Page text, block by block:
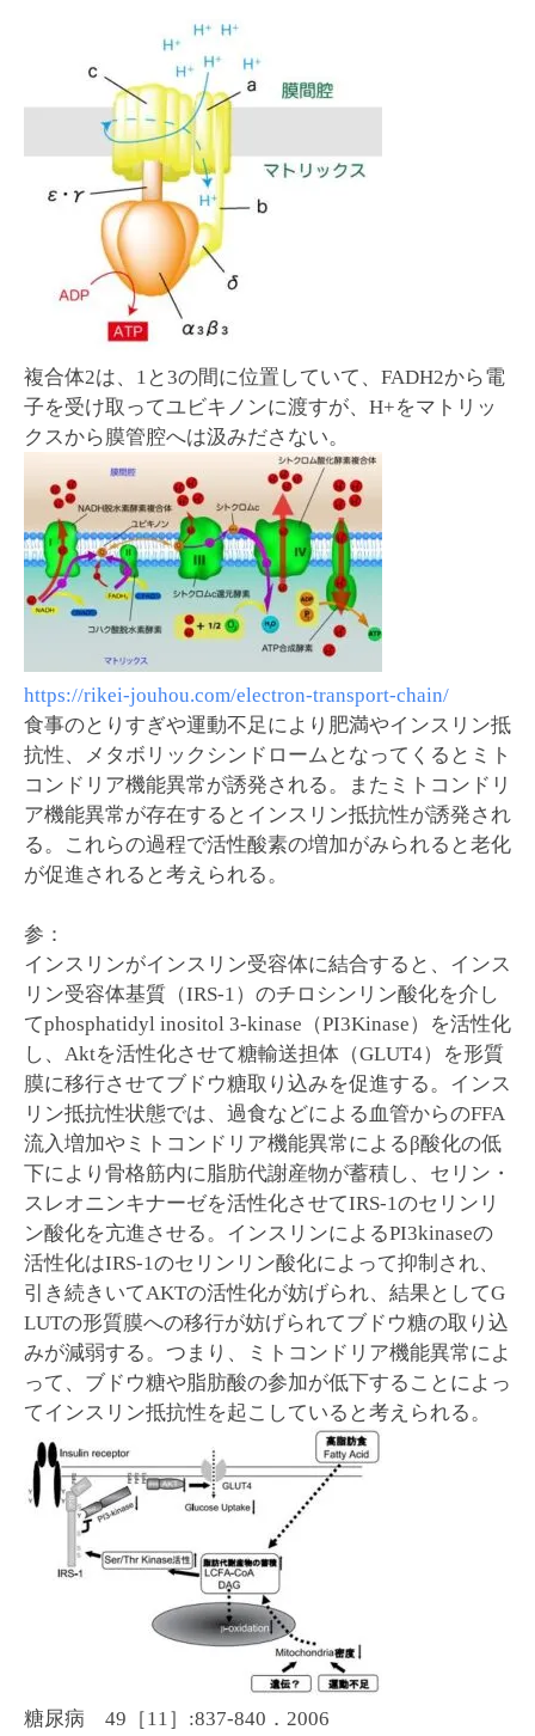
複合体2は、1と3の間に位置していて、FADH2から電
子を受け取ってユビキノンに渡すが、H+をマトリッ
クスから膜管腔へは汲みださない。
https://rikei-jouhou.com/electron-transport-chain/
食事のとりすぎや運動不足により肥満やインスリン抵
抗性、メタボリックシンドロームとなってくるとミト
コンドリア機能異常が誘発される。またミトコンドリ
ア機能異常が存在するとインスリン抵抗性が誘発され
る。これらの過程で活性酸素の増加がみられると老化
が促進されると考えられる。
参：
インスリンがインスリン受容体に結合すると、インス
リン受容体基質（IRS-1）のチロシンリン酸化を介し
てphosphatidyl inositol 3-kinase（PI3Kinase）を活性化
し、Aktを活性化させて糖輸送担体（GLUT4）を形質
膜に移行させてブドウ糖取り込みを促進する。インス
リン抵抗性状態では、過食などによる血管からのFFA
流入増加やミトコンドリア機能異常によるβ酸化の低
下により骨格筋内に脂肪代謝産物が蓄積し、セリン・
スレオニンキナーゼを活性化させてIRS-1のセリンリ
ン酸化を亢進させる。インスリンによるPI3kinaseの
活性化はIRS-1のセリンリン酸化によって抑制され、
引き続きいてAKTの活性化が妨げられ、結果としてG
LUTの形質膜への移行が妨げられてブドウ糖の取り込
みが減弱する。つまり、ミトコンドリア機能異常によ
って、ブドウ糖や脂肪酸の参加が低下することによっ
てインスリン抵抗性を起こしていると考えられる。
糖尿病 49［11］:837-840．2006